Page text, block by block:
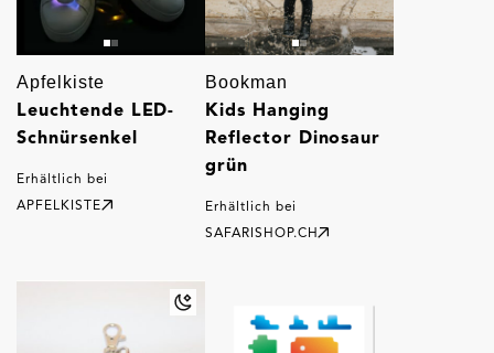
Apfelkiste
Leuchtende LED-
Schnürsenkel
Erhältlich bei
APFELKISTE
Bookman
Kids Hanging
Reflector Dinosaur
grün
Erhältlich bei
SAFARISHOP.CH